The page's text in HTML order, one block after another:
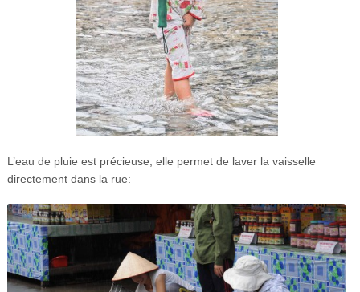
L’eau de pluie est précieuse, elle permet de laver la vaisselle
directement dans la rue: